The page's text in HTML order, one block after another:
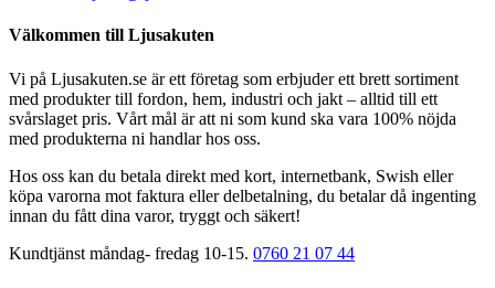
Välkommen till Ljusakuten
Vi på Ljusakuten.se är ett företag som erbjuder ett brett sortiment
med produkter till fordon, hem, industri och jakt – alltid till ett
svårslaget pris. Vårt mål är att ni som kund ska vara 100% nöjda
med produkterna ni handlar hos oss.
Hos oss kan du betala direkt med kort, internetbank, Swish eller
köpa varorna mot faktura eller delbetalning, du betalar då ingenting
innan du fått dina varor, tryggt och säkert!
Kundtjänst måndag- fredag 10-15. 0760 21 07 44